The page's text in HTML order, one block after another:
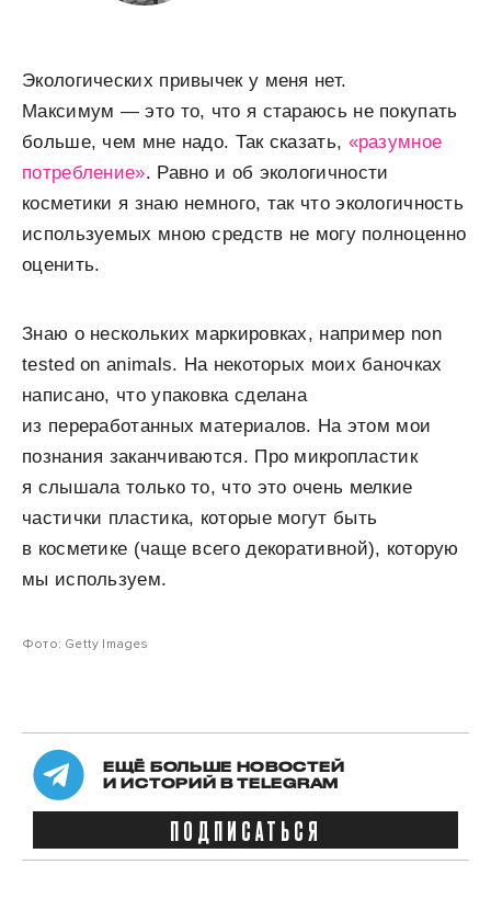
Экологических привычек у меня нет.
Максимум — это то, что я стараюсь не покупать
больше, чем мне надо. Так сказать, «разумное
потребление». Равно и об экологичности
косметики я знаю немного, так что экологичность
используемых мною средств не могу полноценно
оценить.
Знаю о нескольких маркировках, например non
tested on animals. На некоторых моих баночках
написано, что упаковка сделана
из переработанных материалов. На этом мои
познания заканчиваются. Про микропластик
я слышала только то, что это очень мелкие
частички пластика, которые могут быть
в косметике (чаще всего декоративной), которую
мы используем.
Фото: Getty Images
ЕЩЁ БОЛЬШЕ НОВОСТЕЙ
И ИСТОРИЙ В TELEGRAM
ПОДПИСАТЬСЯ